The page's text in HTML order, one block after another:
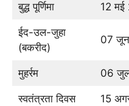
बुद्ध पूर्णिमा 12
ईद-उल-जुहा
(बकरीद)
07
मुहर्रम 06
स्वतंत्रता दिवस 15